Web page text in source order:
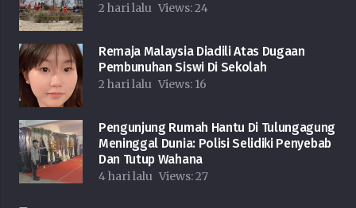
2 hari lalu Views:24
Remaja Malaysia Diadili Atas Dugaan
Pembunuhan Siswi Di Sekolah
2 hari lalu Views: 16
Pengunjung Rumah Hantu Di Tulungagung
Meninggal Dunia: Polisi Selidiki Penyebab
Dan Tutup Wahana
4 hari lalu Views:27